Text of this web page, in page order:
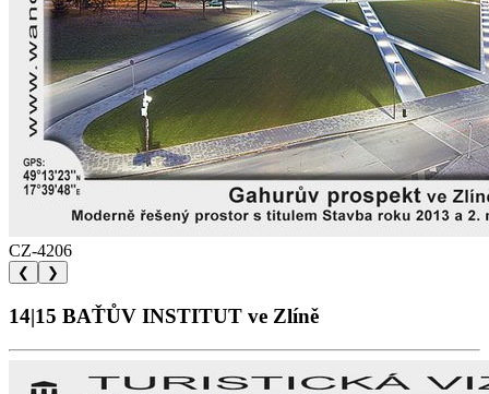
CZ-4206
❮ ❯
14|15 BAŤŮV INSTITUT ve Zlíně